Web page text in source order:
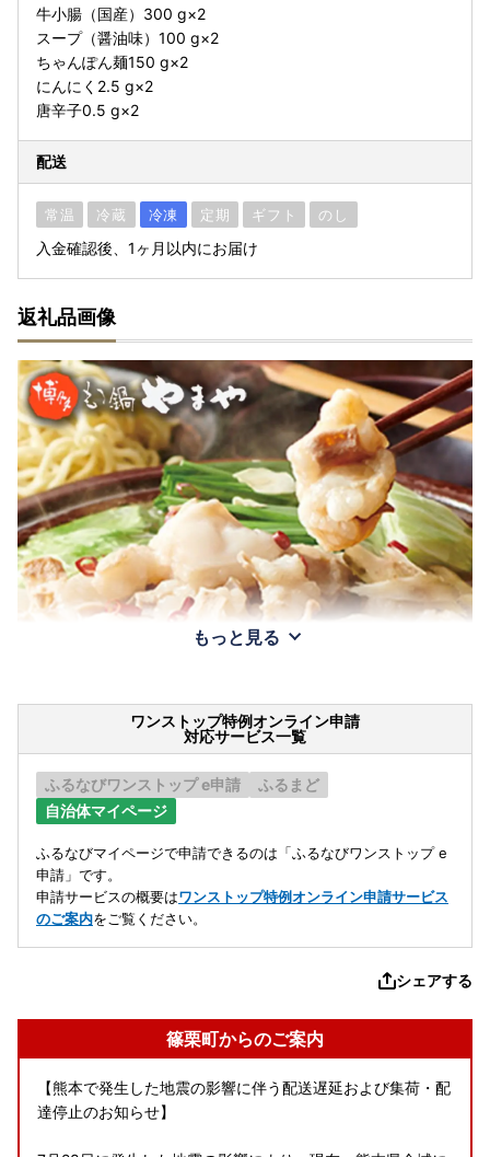
牛小腸（国産）300 g×2
スープ（醤油味）100 g×2
ちゃんぽん麺150 g×2
にんにく2.5 g×2
唐辛子0.5 g×2
配送
常温 冷蔵 冷凍 定期 ギフト のし
入金確認後、1ヶ月以内にお届け
返礼品画像
もっと見る
ワンストップ特例オンライン申請
対応サービス一覧
ふるなびワンストップ e申請
ふるまど
自治体マイページ
ふるなびマイページで申請できるのは「ふるなびワンストップ e
申請」です。
申請サービスの概要はワンストップ特例オンライン申請サービス
のご案内をご覧ください。
シェアする
篠栗町からのご案内
【熊本で発生した地震の影響に伴う配送遅延および集荷・配
達停止のお知らせ】